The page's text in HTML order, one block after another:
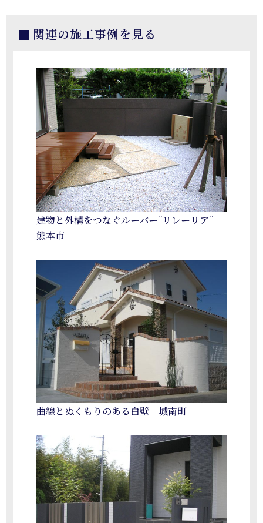
関連の施工事例を見る
建物と外構をつなぐルーバー¨リレーリア¨
熊本市
曲線とぬくもりのある白壁 城南町